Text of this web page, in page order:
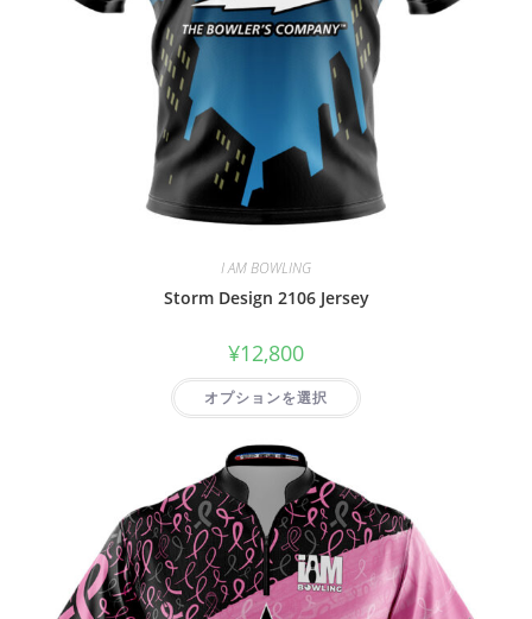
I AM BOWLING
Storm Design 2106 Jersey
¥12,800
オプションを選択